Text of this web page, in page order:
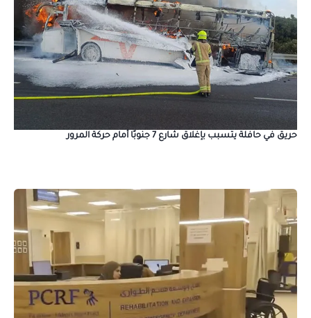
حريق في حافلة يتسبب بإغلاق شارع 7 جنوبًا أمام حركة المرور